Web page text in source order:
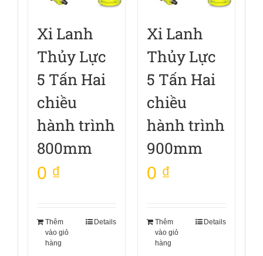
Xi Lanh
Thủy Lực
5 Tấn Hai
chiều
hành trình
800mm
0 ₫
Thêm
vào giỏ
hàng
Details
Xi Lanh
Thủy Lực
5 Tấn Hai
chiều
hành trình
900mm
0 ₫
Thêm
vào giỏ
hàng
Details